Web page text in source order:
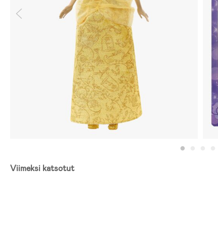
Viimeksi katsotut